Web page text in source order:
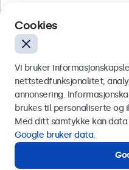
Norsk
Eller ring oss
Cookies
Vi bruker
nettstedfunksjonalitet,
annonsering.
brukes til personaliserte og
Med ditt samtykke kan data
Google bruker data.